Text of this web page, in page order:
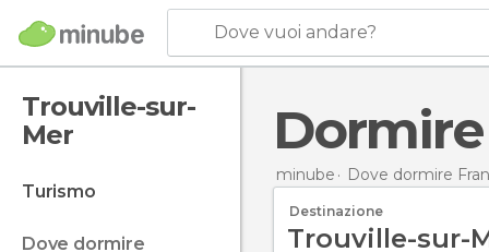
Dove vuoi andare?
Trouville-sur-
Mer
turismo
dove dormire
minube Dove dormire
Destinazione